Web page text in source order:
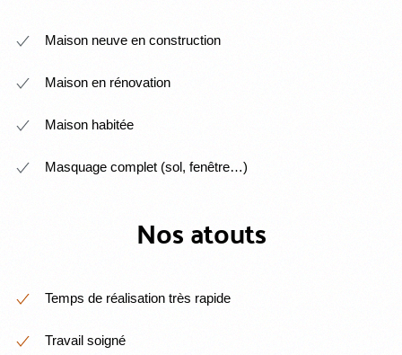
Maison neuve en construction
Maison en rénovation
Maison habitée
Masquage complet (sol, fenêtre…)
Nos atouts
Temps de réalisation très rapide
Travail soigné